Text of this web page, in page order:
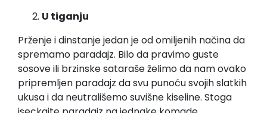
U tiganju
Prženje i dinstanje jedan je od omiljenih načina da
spremamo paradajz. Bilo da pravimo guste
sosove ili brzinske sataraše želimo da nam ovako
pripremljen paradajz da svu punoću svojih slatkih
ukusa i da neutrališemo suvišne kiseline. Stoga